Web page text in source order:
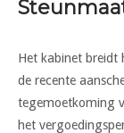
Het kabinet breidt
de recente
tegemoetkoming
het